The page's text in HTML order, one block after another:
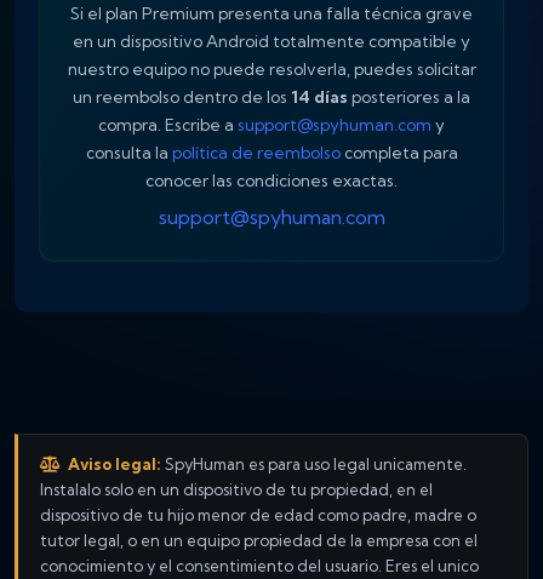
Si el plan Premium presenta una falla técnica grave
en un dispositivo Android totalmente compatible y
nuestro equipo no puede resolverla, puedes solicitar
un reembolso dentro de los 14 días posteriores a la
compra. Escribe a support@spyhuman.com y
consulta la política de reembolsocompleta para
conocer las condiciones exactas.
support@spyhuman.com
Aviso legal: SpyHuman es para uso legal unicamente.
Instalalo solo en un dispositivo de tu propiedad, en el
dispositivo de tu hijo menor de edad como padre, madre o
tutor legal, o en un equipo propiedad de la empresa con el
conocimiento y el consentimiento del usuario. Eres el unico